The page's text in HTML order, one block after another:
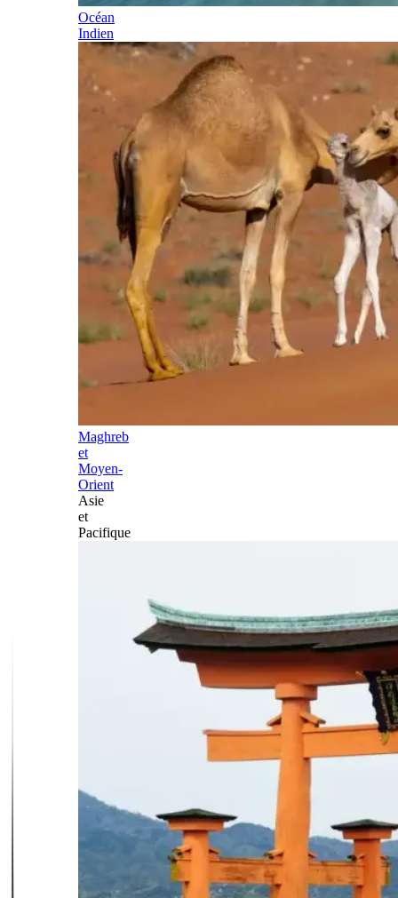
Océan
Indien
Maghreb
et
Moyen-
Orient
Asie
et
Pacifique